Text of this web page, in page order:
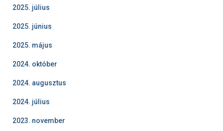
2025. július
2025. június
2025. május
2024. október
2024. augusztus
2024. július
2023. november